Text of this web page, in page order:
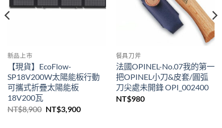
新品上市
【現貨】EcoFlow-
SP18V200W太陽能板行動
可攜式折疊太陽能板
18V200瓦
NT$8,900 原
NT$3,900目
餐具刀斧
法國OPINEL-No.07我的第一
把OPINEL小刀&皮套/圓弧
刀尖處未開鋒 OPI_002400
NT$980